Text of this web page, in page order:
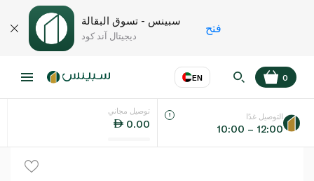
سبينس - تسوق البقالة
ديجيتال آند كود
فتح
EN
اللغة عر
0
توصيل مجاني
0.00
التوصيل غدًا
10:00 – 12:00